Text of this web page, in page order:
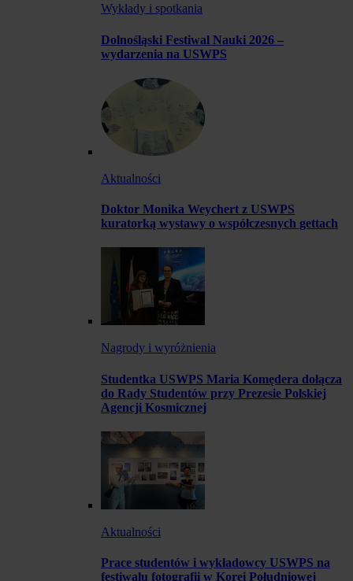
Wykłady i spotkania
Dolnośląski Festiwal Nauki 2026 –
wydarzenia na USWPS
Aktualności
Doktor Monika Weychert z USWPS
kuratorką wystawy o współczesnych gettach
Nagrody i wyróżnienia
Studentka USWPS Maria Komędera dołącza
do Rady Studentów przy Prezesie Polskiej
Agencji Kosmicznej
Aktualności
Prace studentów i wykładowcy USWPS na
festiwalu fotografii w Korei Południowej